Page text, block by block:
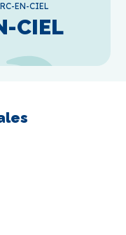
EN-CIEL
CIEL